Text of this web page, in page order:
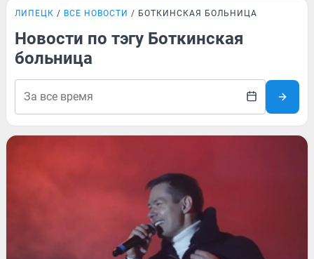
ЛИПЕЦК ВСЕ НОВОСТИ БОТКИНСКАЯ БОЛЬНИЦА
Новости по тэгу Боткинская
больница